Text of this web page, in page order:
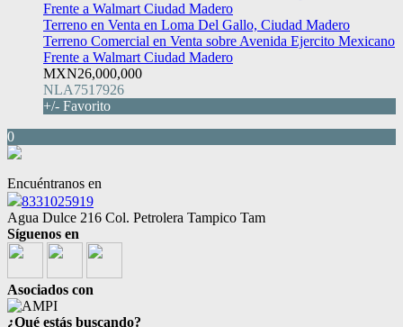
Terreno en Venta en Loma Del Gallo, Ciudad Madero
Terreno Comercial en Venta sobre Avenida Ejercito Mexicano
Frente a Walmart Ciudad Madero
MXN26,000,000
NLA7517926
+/- Favorito
0
Encuéntranos en
8331025919
Agua Dulce 216 Col. Petrolera Tampico Tam
Síguenos en
Asociados con
¿Qué estás buscando?